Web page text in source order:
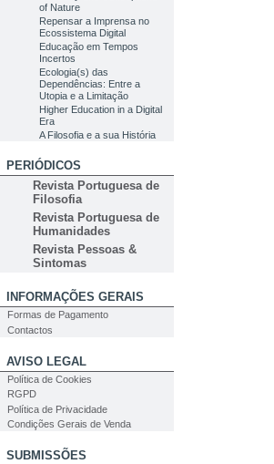
of Nature
Repensar a Imprensa no
Ecossistema Digital
Educação em Tempos
Incertos
Ecologia(s) das
Dependências: Entre a
Utopia e a Limitação
Higher Education in a Digital
Era
A Filosofia e a sua História
PERIÓDICOS
Revista Portuguesa de
Filosofia
Revista Portuguesa de
Humanidades
Revista Pessoas &
Sintomas
INFORMAÇÕES GERAIS
Formas de Pagamento
Contactos
AVISO LEGAL
Política de Cookies
RGPD
Política de Privacidade
Condições Gerais de Venda
SUBMISSÕES